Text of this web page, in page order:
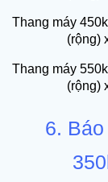
Thang máy
(rộng)
Thang máy
(rộng)
6.